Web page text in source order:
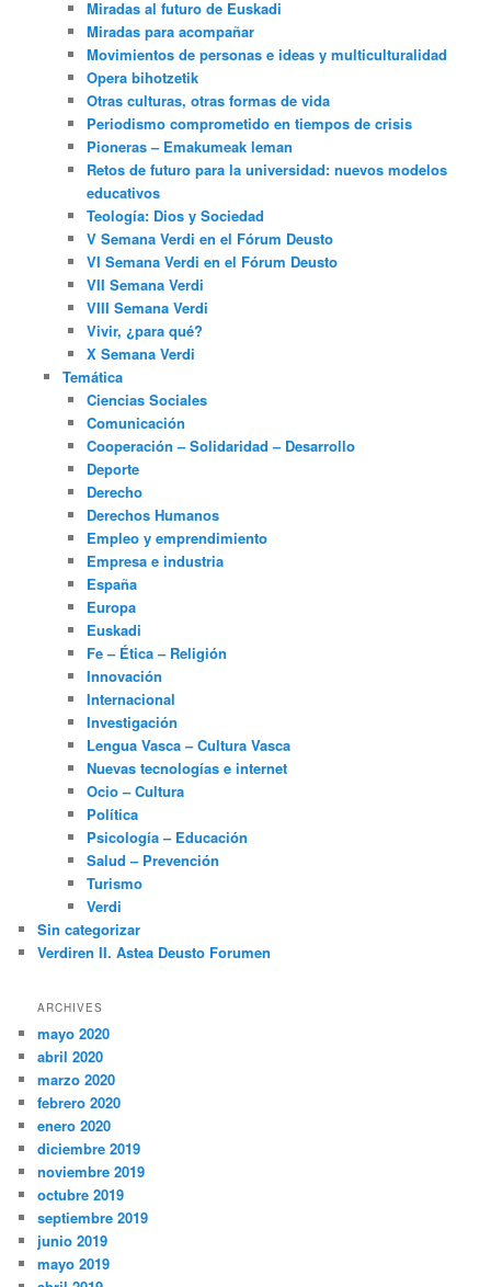
Miradas al futuro de Euskadi
Miradas para acompañar
Movimientos de personas e ideas y multiculturalidad
Opera bihotzetik
Otras culturas, otras formas de vida
Periodismo comprometido en tiempos de crisis
Pioneras – Emakumeak leman
Retos de futuro para la universidad: nuevos modelos
educativos
Teología: Dios y Sociedad
V Semana Verdi en el Fórum Deusto
VI Semana Verdi en el Fórum Deusto
VII Semana Verdi
VIII Semana Verdi
Vivir, ¿para qué?
X Semana Verdi
Temática
Ciencias Sociales
Comunicación
Cooperación – Solidaridad – Desarrollo
Deporte
Derecho
Derechos Humanos
Empleo y emprendimiento
Empresa e industria
España
Europa
Euskadi
Fe – Ética – Religión
Innovación
Internacional
Investigación
Lengua Vasca – Cultura Vasca
Nuevas tecnologías e internet
Ocio – Cultura
Política
Psicología – Educación
Salud – Prevención
Turismo
Verdi
Sin categorizar
Verdiren II. Astea Deusto Forumen
ARCHIVES
mayo 2020
abril 2020
marzo 2020
febrero 2020
enero 2020
diciembre 2019
noviembre 2019
octubre 2019
septiembre 2019
junio 2019
mayo 2019